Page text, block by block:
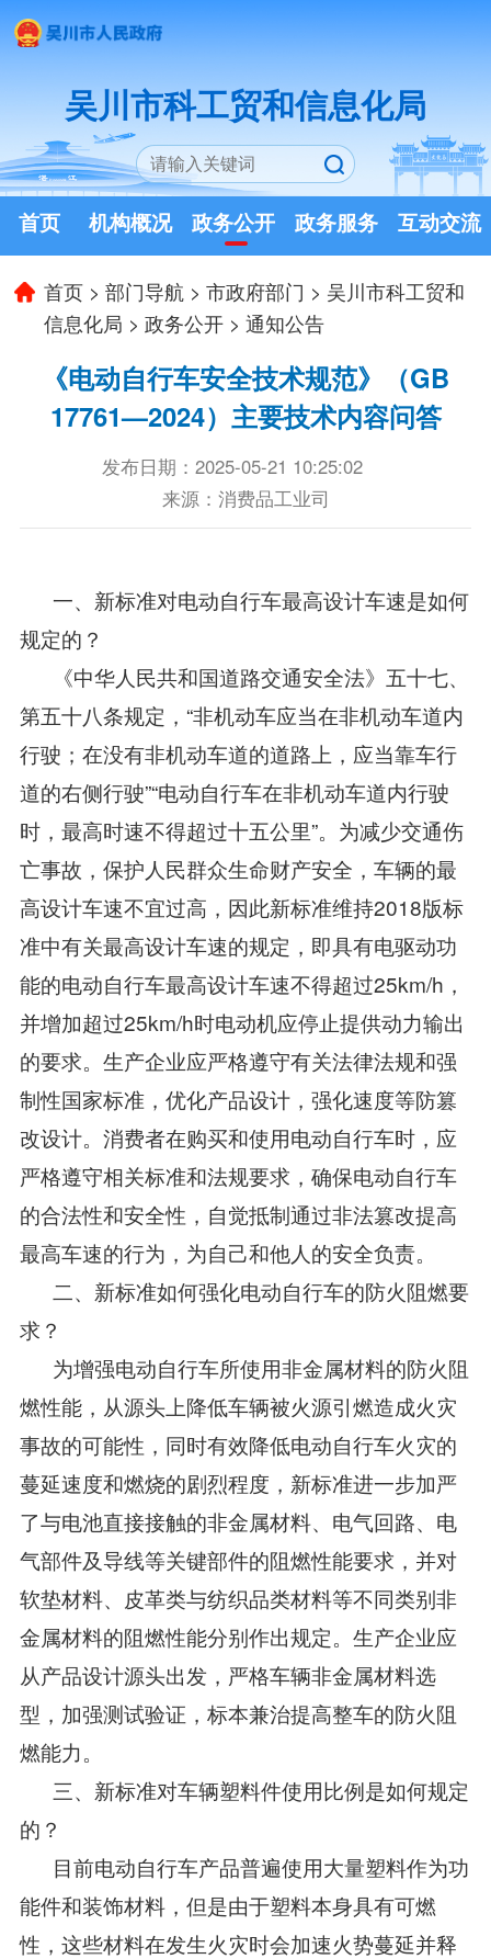
吴川市科工贸和信息化局
首页 机构概况 政务公开 政务服务 互动交流
首页 >部门导航 >市政府部门 > 吴川市科工贸和
信息化局 >政务公开 >通知公告
《电动自行车安全技术规范》（GB
17761—2024）主要技术内容问答
发布日期：2025-05-21 10:25:02
来源：消费品工业司
一、新标准对电动自行车最高设计车速是如何
规定的？
‌ 《中华人民共和国道路交通安全法》五十七、
第五十八条规定，“非机动车应当在非机动车道内
行驶；在没有非机动车道的道路上，应当靠车行
道的右侧行驶”“电动自行车在非机动车道内行驶
时，最高时速不得超过十五公里”。为减少交通伤
亡事故，保护人民群众生命财产安全，车辆的最
高设计车速不宜过高，因此新标准维持2018版标
准中有关最高设计车速的规定，即具有电驱动功
能的电动自行车最高设计车速不得超过25km/h，
并增加超过25km/h时电动机应停止提供动力输出
的要求。生产企业应严格遵守有关法律法规和强
制性国家标准，优化产品设计，强化速度等防篡
改设计。消费者在购买和使用电动自行车时，应
严格遵守相关标准和法规要求，确保电动自行车
的合法性和安全性，自觉抵制通过非法篡改提高
最高车速的行为，为自己和他人的安全负责。
二、新标准如何强化电动自行车的防火阻燃要
求？
为增强电动自行车所使用非金属材料的防火阻
燃性能，从源头上降低车辆被火源引燃造成火灾
事故的可能性，同时有效降低电动自行车火灾的
蔓延速度和燃烧的剧烈程度，新标准进一步加严
了与电池直接接触的非金属材料、电气回路、电
气部件及导线等关键部件的阻燃性能要求，并对
软垫材料、皮革类与纺织品类材料等不同类别非
金属材料的阻燃性能分别作出规定。生产企业应
从产品设计源头出发，严格车辆非金属材料选
型，加强测试验证，标本兼治提高整车的防火阻
燃能力。
三、新标准对车辆塑料件使用比例是如何规定
的？
目前电动自行车产品普遍使用大量塑料作为功
能件和装饰材料，但是由于塑料本身具有可燃
性，这些材料在发生火灾时会加速火势蔓延并释